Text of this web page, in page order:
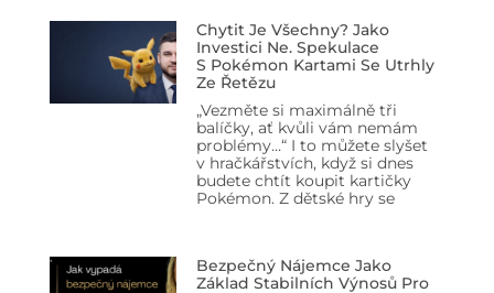
Chytit Je Všechny? Jako
Investici Ne. Spekulace
S Pokémon Kartami Se Utrhly
Ze Řetězu
„Vezměte si maximálně tři
balíčky, ať kvůli vám nemám
problémy…“ I to můžete slyšet
v hračkářstvích, když si dnes
budete chtít koupit kartičky
Pokémon. Z dětské hry se
Bezpečný Nájemce Jako
Základ Stabilních Výnosů Pro